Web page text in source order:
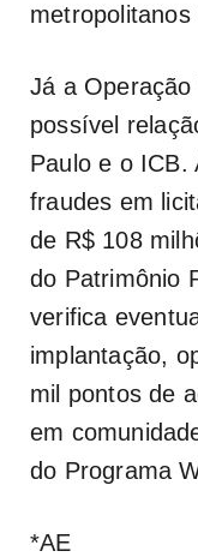
Já a
possível
Paulo e o ICB.
fraudes em
de R$ 108
do Patrimônio
verifica
implantação,
mil pontos de
em
do Programa
*AE